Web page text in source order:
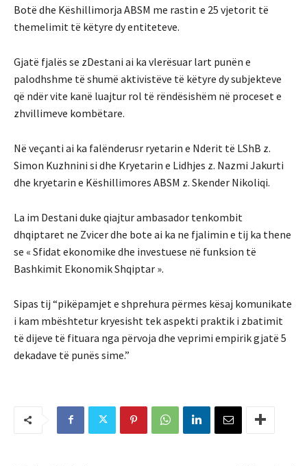
Botë dhe Këshillimorja ABSM me rastin e 25 vjetorit të
themelimit të këtyre dy entiteteve.
Gjatë fjalës se zDestani ai ka vlerësuar lart punën e
palodhshme të shumë aktivistëve të këtyre dy subjekteve
që ndër vite kanë luajtur rol të rëndësishëm në proceset e
zhvillimeve kombëtare.
Në veçanti ai ka falënderusr ryetarin e Nderit të LShB z.
Simon Kuzhnini si dhe Kryetarin e Lidhjes z. Nazmi Jakurti
dhe kryetarin e Këshillimores ABSM z. Skender Nikoliqi.
La im Destani duke qiajtur ambasador tenkombit
dhqiptaret ne Zvicer dhe bote ai ka ne fjalimin e tij ka thene
se « Sfidat ekonomike dhe investuese në funksion të
Bashkimit Ekonomik Shqiptar ».
Sipas tij “pikëpamjet e shprehura përmes kësaj komunikate
i kam mbështetur kryesisht tek aspekti praktik i zbatimit
të dijeve të fituara nga përvoja dhe veprimi empirik gjatë 5
dekadave të punës sime.”